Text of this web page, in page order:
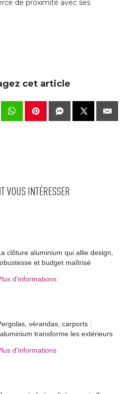
de proximité avec ses
cet article
VOUS INTÉRESSER
clôture aluminium qui allie design,
et budget maîtrisé
d'informations
vérandas, carports :
transforme les extérieurs
d'informations